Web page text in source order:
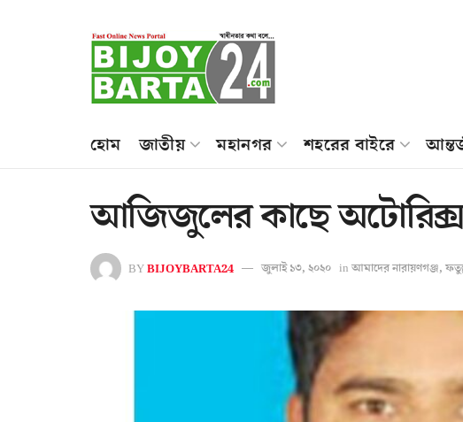
হোম জাতীয় মহানগর শহরের বাইরে
আজিজুলের কাছে অটোরিক্সা
BYBIJOYBARTA24 জুলাই ১৩, ২০২০ in আমাদের নারায়ণগঞ্জ,